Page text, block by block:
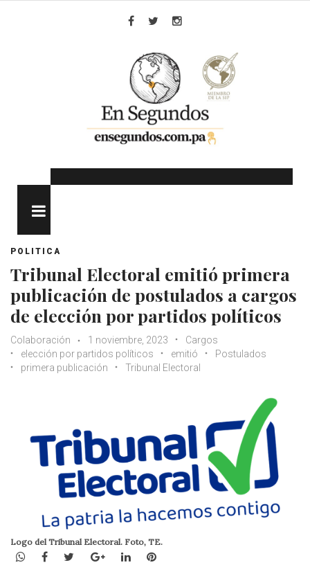
POLITICA
Tribunal Electoral emitió primera
publicación de postulados a cargos
de elección por partidos políticos
Colaboración 1 noviembre, 2023
Cargos
elección por partidos políticos
emitió
Postulados
primera publicación
Tribunal Electoral
Logo del Tribunal Electoral. Foto, TE.
WhatsApp
Facebook
TwitterGoogle+LinkedInPinterest